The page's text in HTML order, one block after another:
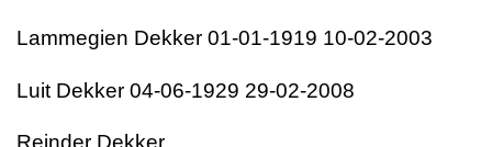
Lammegien Dekker 01-01-1919 10-02-2003
Luit Dekker 04-06-1929 29-02-2008
Reinder Dekker